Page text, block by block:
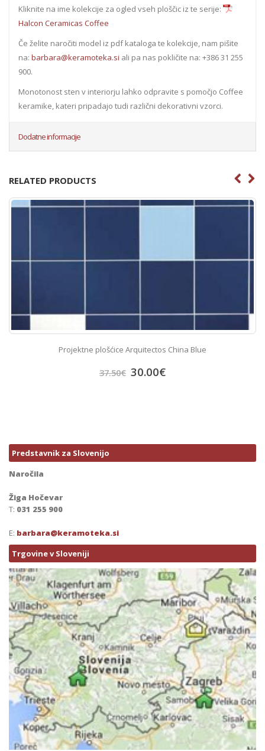
Kliknite na ime kolekcije za ogled vseh ploščic iz te serije:
Halcon Ceramicas Coffee
Če želite naročiti model iz pdf kataloga te kolekcije, nam pišite
na: barbara@keramoteka.si ali pa nas pokličite na: +386 31 255
900.
Monotonost sten v interiorju lahko odpravite s pomočjo Coffee
keramike, kateri pripadajo tudi različni dekorativni vzorci.
Dodatne informacije
RELATED PRODUCTS
Projektne plošćice Arquitectos China Blue
37.50€ 30.00€
Predstavnik za Slovenijo
Naročila
Žiga Hočevar
T: 031 255 900
E: barbara@keramoteka.si
Trgovine v Sloveniji